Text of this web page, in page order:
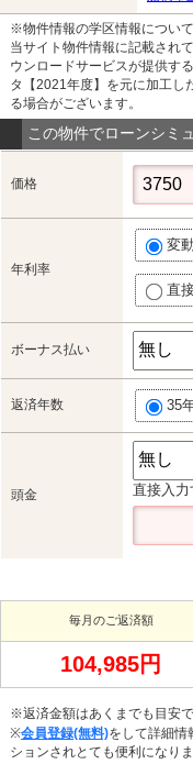
※物件情報の学区情報について
当サイト物件情報に記載され
ウンロードサービスが提供す
タ【2021年度】を元に加工し
る場合がございます。
この物件でローンシミ
価格
年利率
変
直
ボーナス払い
返済年数 35
頭金 直接入力
毎月のご返済額
104,985円
※返済金額はあくまでも目安で
※会員登録(無料)をして詳細情
ションされとても便利になりま